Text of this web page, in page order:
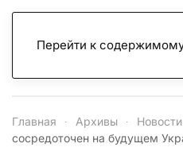
Перейти к
Главная Архивы
сосредоточен на будущем